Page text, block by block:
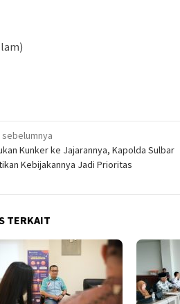
sebelumnya
Kunker ke Jajarannya, Kapolda Sulbar
Kebijakannya Jadi Prioritas
TERKAIT